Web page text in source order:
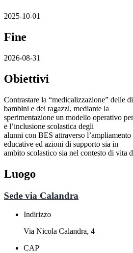
2025-10-01
Fine
2026-08-31
Obiettivi
Contrastare la “medicalizzazione” delle
bambini e dei ragazzi, mediante la
sperimentazione un modello operativo
e l’inclusione scolastica degli
alunni con BES attraverso
educative ed azioni di supporto sia in
ambito scolastico sia nel contesto di vita
Luogo
Sede via Calandra
Indirizzo
Via Nicola Calandra, 4
CAP